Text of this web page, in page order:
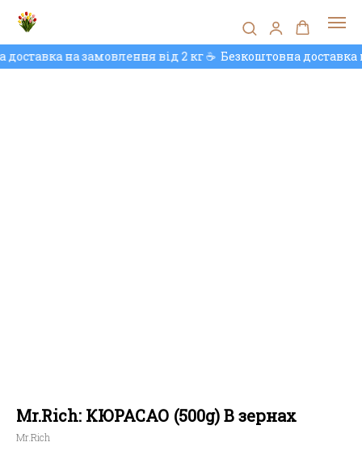
на замовлення від 2 кг ☕️ Безкоштовна доставка
Mr.Rich: КЮРАСАО (500g) В зернах
Mr.Rich